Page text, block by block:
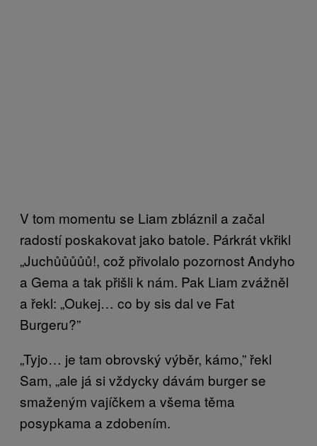
V tom momentu se Liam zbláznil a začal
radostí poskakovat jako batole. Párkrát vkřikl
„Juchůůůůů!, což přivolalo pozornost Andyho
a Gema a tak přišli k nám. Pak Liam zvážněl
a řekl: „Oukej… co by sis dal ve Fat
Burgeru?”
„Tyjo… je tam obrovský výběr, kámo,” řekl
Sam, „ale já si vždycky dávám burger se
smaženým vajíčkem a všema těma
posypkama a zdobením.